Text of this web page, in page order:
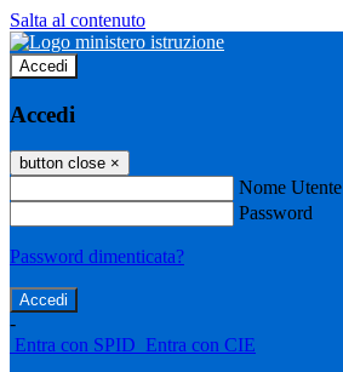
Salta al contenuto
Accedi
Accedi
button close ×
Nome Utente
Password
Password dimenticata?
-
Entra con SPID Entra con CIE